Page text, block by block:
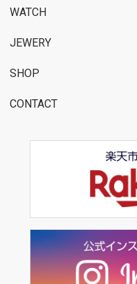
WATCH
JEWERY
SHOP
CONTACT